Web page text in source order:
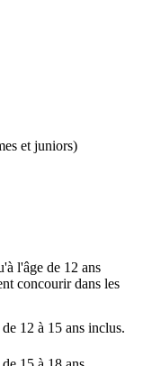
et juniors)
l'âge de 12 ans
concourir dans les
12 à 15 ans inclus.